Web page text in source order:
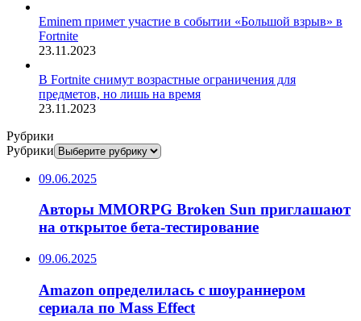
Eminem примет участие в событии «Большой взрыв» в
Fortnite
23.11.2023
В Fortnite снимут возрастные ограничения для
предметов, но лишь на время
23.11.2023
Рубрики
Рубрики
09.06.2025
Авторы MMORPG Broken Sun приглашают
на открытое бета-тестирование
09.06.2025
Amazon определилась с шоураннером
сериала по Mass Effect